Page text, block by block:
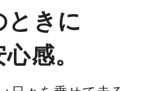
ときに
感。